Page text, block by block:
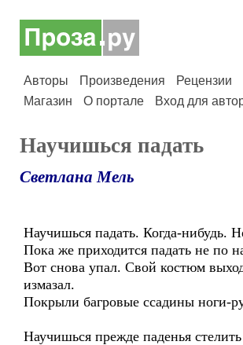
Авторы Произведения Рецензии
Магазин
О портале Вход для
Научишься падать
Светлана Мель
Научишься падать. Когда-нибудь.
Пока же приходится падать не по
Вот снова упал. Свой костюм
измазал.
Покрыли багровые ссадины ноги-
Научишься прежде паденья